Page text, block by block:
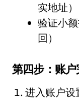
实地址）
验证小
回）
第四步：账户
进入账户设